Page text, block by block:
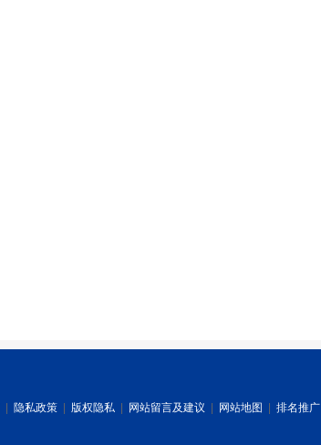
隐私政策 版权隐私 网站留言及建议 网站地图 排名推广